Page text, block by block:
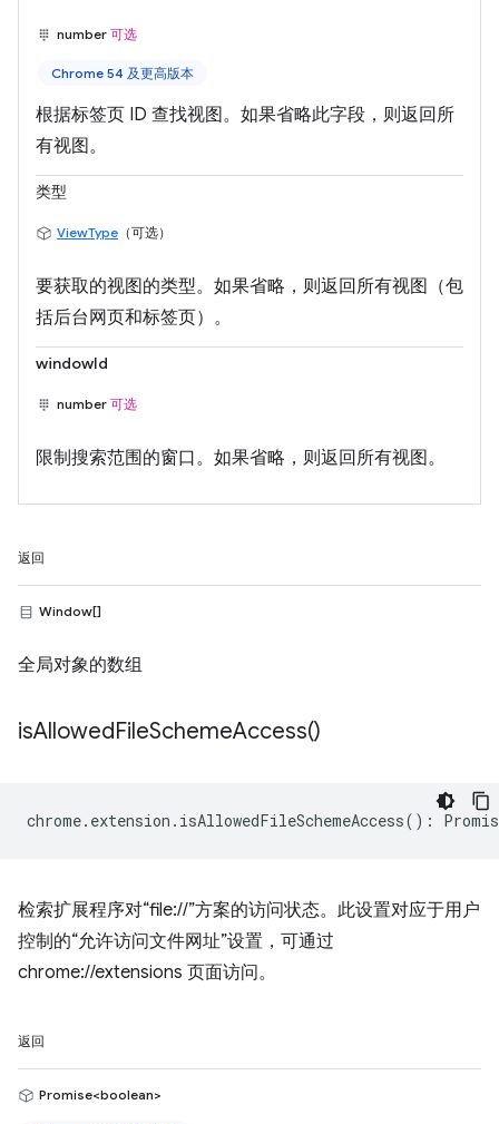
number 可选
Chrome 54 及更高版本
根据标签页 ID 查找视图。如果省略此字段，则返回所
有视图。
类型
ViewType （可选）
要获取的视图的类型。如果省略，则返回所有视图（包
括后台网页和标签页）。
windowId
number 可选
限制搜索范围的窗口。如果省略，则返回所有视图。
返回
Window[]
全局对象的数组
isAllowedFileSchemeAccess()
chrome. extension . isAllowedFileSchemeAccess() :
检索扩展程序对“file://”方案的访问状态。此设置对应于用户
控制的“允许访问文件网址”设置，可通过
chrome://extensions 页面访问。
返回
Promise<boolean>